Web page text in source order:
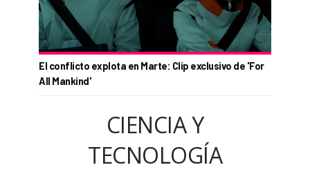
El conflicto explota en Marte: Clip exclusivo de 'For
All Mankind'
CIENCIA Y
TECNOLOGÍA